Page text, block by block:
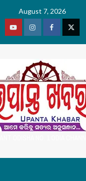
August 7, 2026
YoutubeVimeoFacebook